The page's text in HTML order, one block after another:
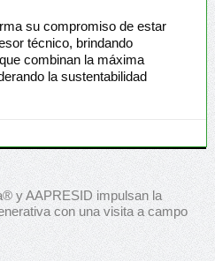
su compromiso de estar
técnico, brindando
combinan la máxima
la sustentabilidad
y AAPRESID impulsan la
con una visita a campo